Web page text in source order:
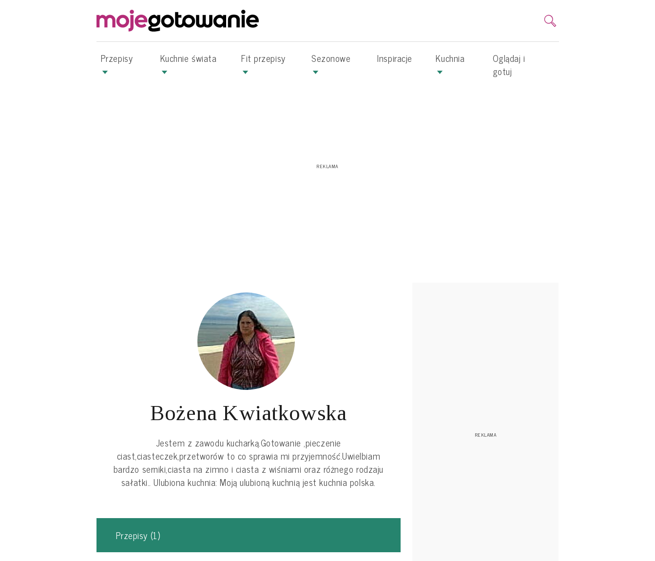
Przepisy Kuchnie świata Fit przepisy Sezonowe Inspiracje Kuchnia
Oglądaj i
gotuj
Bożena Kwiatkowska
Jestem z zawodu kucharką.Gotowanie ,pieczenie
ciast,ciasteczek,przetworów to co sprawia mi przyjemność.Uwielbiam
bardzo serniki,ciasta na zimno i ciasta z wiśniami oraz różnego rodzaju
sałatki.. Ulubiona kuchnia: Moją ulubioną kuchnią jest kuchnia polska.
Przepisy (1)